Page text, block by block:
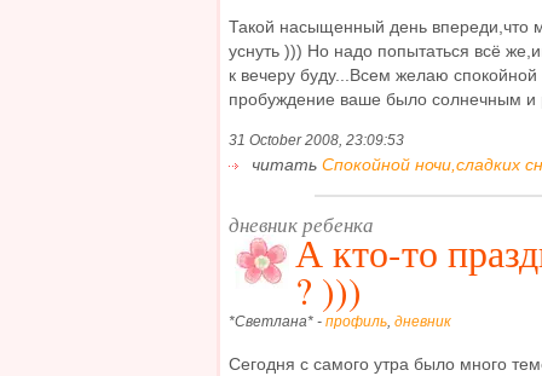
Такой насыщенный день
уснуть ))) Но надо попытаться всё
к вечеру буду...Всем желаю спокойной
пробуждение ваше было солнечным и
31 October 2008, 23:09:53
читать Спокойной ночи,сладких
дневник ребенка
А кто-то
? )))
*Светлана* - профиль, дневник
Сегодня с самого утра было много